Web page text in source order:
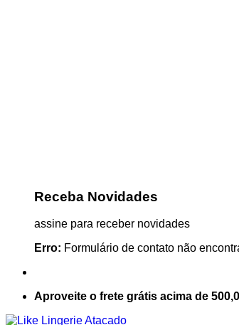
Receba Novidades
assine para receber novidades
Erro: Formulário de contato não
Aproveite o frete grátis acima de